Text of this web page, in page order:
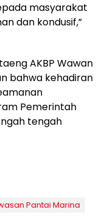
masyarakat
dan kondusif,”
AKBP Wawan
bahwa kehadiran
Pemerintah
tengah
Pantai Marina